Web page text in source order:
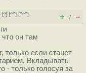
[^] [^^] [^^^]
+ / –
он там
только если станет
Вкладывать
- только голосуя за